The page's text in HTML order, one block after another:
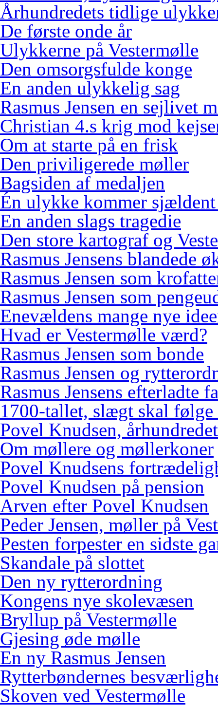
Århundredets tidlige
De første onde år
Ulykkerne på Vestermølle
Den omsorgsfulde konge
En anden ulykkelig sag
Rasmus Jensen en sejlivet
Christian 4.s krig mod
Om at starte på en frisk
Den priviligerede møller
Bagsiden af medaljen
Én ulykke kommer sjældent
En anden slags tragedie
Den store kartograf og
Rasmus Jensens blandede
Rasmus Jensen som
Rasmus Jensen som
Enevældens mange nye
Hvad er Vestermølle værd?
Rasmus Jensen som bonde
Rasmus Jensen og
Rasmus Jensens efterladte
1700-tallet, slægt skal følge
Povel Knudsen,
Om møllere og møllerkoner
Povel Knudsens
Povel Knudsen på pension
Arven efter Povel Knudsen
Peder Jensen, møller på
Pesten forpester en sidste
Skandale på slottet
Den ny rytterordning
Kongens nye skolevæsen
Bryllup på Vestermølle
Gjesing øde mølle
En ny Rasmus Jensen
Rytterbøndernes
Skoven ved Vestermølle